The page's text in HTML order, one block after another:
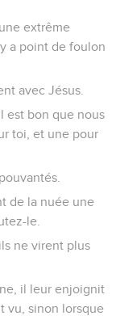
extrême
a point de foulon
avec Jésus.
est bon que nous
toi, et une pour
de la nuée une
le.
ne virent plus
il leur enjoignit
vu, sinon lorsque